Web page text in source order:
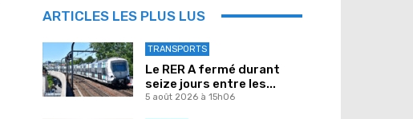
ARTICLES LES PLUS LUS
TRANSPORTS
Le RER A fermé durant
seize jours entre les...
5 août 2026 à 15h06